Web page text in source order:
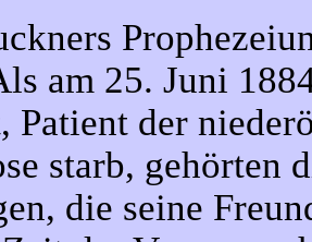
am 25. Juni
Patient der
starb, gehörten
die seine